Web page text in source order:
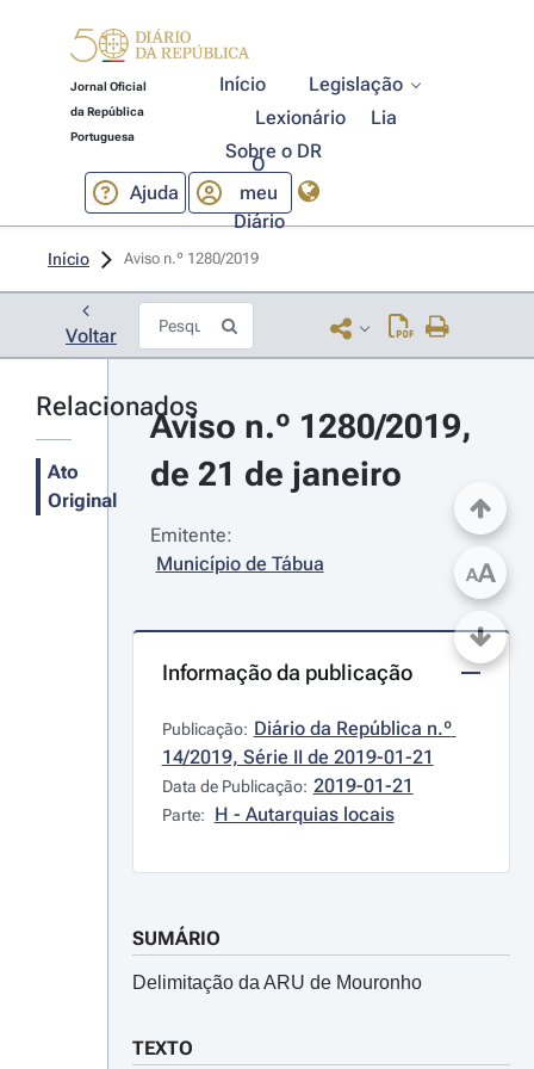
Jornal Oficial
da República
Portuguesa
Início
Legislação
Lexionário
Lia
Sobre o DR
Ajuda
O
meu
Diário
Início Aviso n.º 1280/2019
Voltar
Relacionados
Ato
Original
Aviso n.º 1280/2019,
de 21 de janeiro
Emitente:
Município de Tábua
Informação da publicação
Publicação: Diário da República n.º
14/2019, Série II de 2019-01-21
Data de Publicação: 2019-01-21
Parte: H - Autarquias locais
SUMÁRIO
Delimitação da ARU de Mouronho
TEXTO
AA